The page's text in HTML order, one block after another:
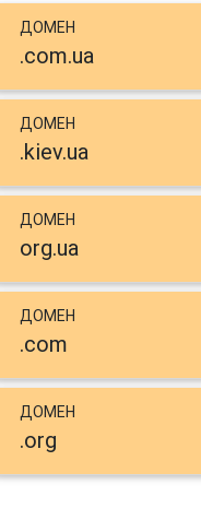
ДОМЕН
.com.ua
ДОМЕН
.kiev.ua
ДОМЕН
org.ua
ДОМЕН
.com
ДОМЕН
.org